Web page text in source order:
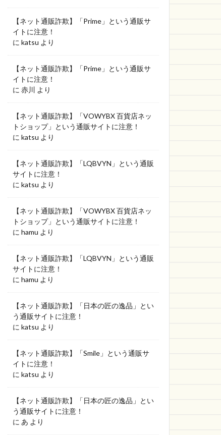
【ネット通販詐欺】「Prime」という通販サ
イトに注意！
に katsu より
【ネット通販詐欺】「Prime」という通販サ
イトに注意！
に 赤川 より
【ネット通販詐欺】「VOWYBX 百貨店ネッ
トショップ」という通販サイトに注意！
に katsu より
【ネット通販詐欺】「LQBVYN」という通販
サイトに注意！
に katsu より
【ネット通販詐欺】「VOWYBX 百貨店ネッ
トショップ」という通販サイトに注意！
に hamu より
【ネット通販詐欺】「LQBVYN」という通販
サイトに注意！
に hamu より
【ネット通販詐欺】「日本の匠の逸品」とい
う通販サイトに注意！
に katsu より
【ネット通販詐欺】「Smile」という通販サ
イトに注意！
に katsu より
【ネット通販詐欺】「日本の匠の逸品」とい
う通販サイトに注意！
に あ より